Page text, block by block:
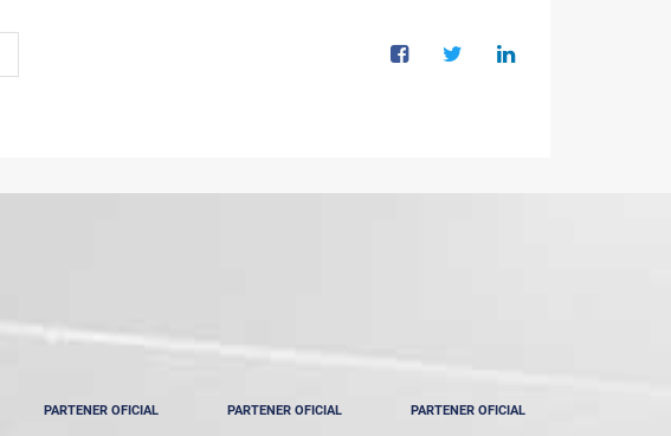
PARTENER OFICIAL PARTENER OFICIAL PARTENER OFICIAL